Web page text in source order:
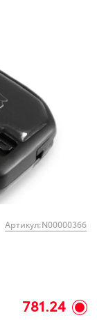
Артикул:N00000366
781.24